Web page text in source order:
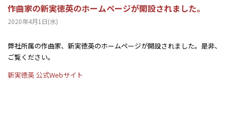
作曲家の新実徳英のホームページが開設されました。
2020年4月1日(水)
弊社所属の作曲家、新実徳英のホームページが開設されました。是非、
ご覧ください。
新実徳英 公式Webサイト